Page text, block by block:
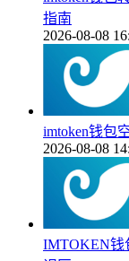
指南
2026-08-08
imtoken钱包
2026-08-08
IMTOKEN钱